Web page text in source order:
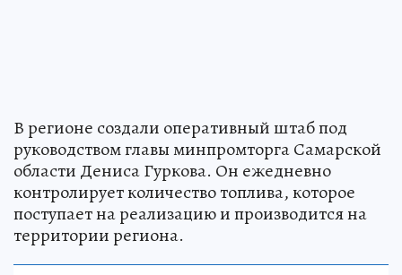
В регионе создали оперативный штаб под
руководством главы минпромторга Самарской
области Дениса Гуркова. Он ежедневно
контролирует количество топлива, которое
поступает на реализацию и производится на
территории региона.